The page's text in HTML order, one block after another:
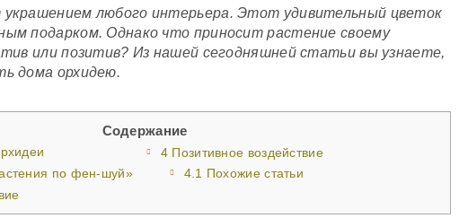
любого интерьера. Этот удивительный цветок
подарком. Однако что приносит растение своему
или позитив? Из нашей сегодняшней статьи вы узнаете,
дома орхидею.
Содержание
по фен-шуй»
4 Позитивное воздействие
4.1 Похожие статьи